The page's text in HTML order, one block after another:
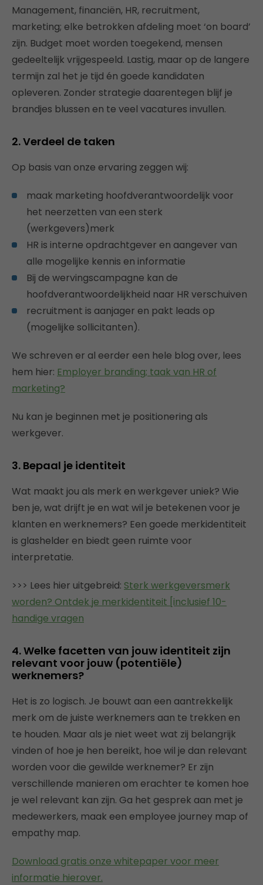
Management, financiën, HR, recruitment,
marketing; elke betrokken afdeling moet ‘on board’
zijn. Budget moet worden toegekend, mensen
gedeeltelijk vrijgespeeld. Lastig, maar op de langere
termijn zal het je tijd én goede kandidaten
opleveren. Zonder strategie daarentegen blijf je
brandjes blussen en te veel vacatures invullen.
2. Verdeel de taken
Op basis van onze ervaring zeggen wij:
maak marketing hoofdverantwoordelijk voor
het neerzetten van een sterk
(werkgevers)merk
HR is interne opdrachtgever en aangever van
alle mogelijke kennis en informatie
Bij de wervingscampagne kan de
hoofdverantwoordelijkheid naar HR verschuiven
recruitment is aanjager en pakt leads op
(mogelijke sollicitanten).
We schreven er al eerder een hele blog over, lees
hem hier: Employer branding; taak van HR of
marketing?
Nu kan je beginnen met je positionering als
werkgever.
3. Bepaal je identiteit
Wat maakt jou als merk en werkgever uniek? Wie
ben je, wat drijft je en wat wil je betekenen voor je
klanten en werknemers? Een goede merkidentiteit
is glashelder en biedt geen ruimte voor
interpretatie.
>>> Lees hier uitgebreid: Sterk werkgeversmerk
worden? Ontdek je merkidentiteit [inclusief 10-
handige vragen
4. Welke facetten van jouw identiteit zijn
relevant voor jouw (potentiële)
werknemers?
Het is zo logisch. Je bouwt aan een aantrekkelijk
merk om de juiste werknemers aan te trekken en
te houden. Maar als je niet weet wat zij belangrijk
vinden of hoe je hen bereikt, hoe wil je dan relevant
worden voor die gewilde werknemer? Er zijn
verschillende manieren om erachter te komen hoe
je wel relevant kan zijn. Ga het gesprek aan met je
medewerkers, maak een employee journey map of
empathy map.
Download gratis onze whitepaper voor meer
informatie hierover.